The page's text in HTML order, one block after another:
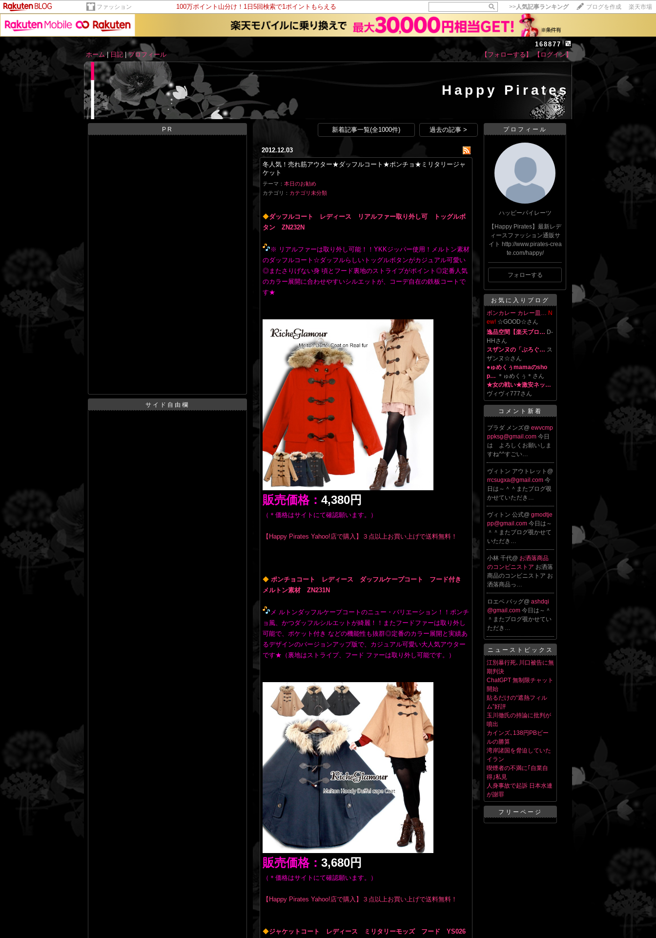
ファッション 100万ポイント山分け！1日5回検索で1ポイントもらえる >>人気記事ランキング ブログを作成 楽天市場
168877
ホーム|日記 |プロフィール 【フォローする】 【ログイン】
Happy Pirates
PR
サイド自由欄
新着記事一覧(全1000件) 過去の記事 >
2012.12.03
冬人気！売れ筋アウター★ダッフルコート★ポンチョ★ミリタリージャ
ケット
テーマ： 本日のお勧め
カテゴリ： カテゴリ未分類
◆ダッフルコート レディース リアルファー取り外し可 トッグルボ
タン ZN232N
※ リアルファーは取り外し可能！！YKKジッパー使用！メルトン素材
のダッフルコート☆ダッフルらしいトッグルボタンがカジュアル可愛い
◎またさりげない身 頃とフード裏地のストライプがポイント◎定番人気
のカラー展開に合わせやすいシルエットが、コーデ自在の鉄板コートで
す★
販売価格： 4,380円
（＊価格はサイトにて確認願います。）
【Happy Pirates Yahoo!店で購入】３点以上お買い上げで送料無料！
◆ポンチョコート レディース ダッフルケープコート フード付き
メルトン素材 ZN231N
メ ルトンダッフルケープコートのニュー・バリエーション！！ポンチ
ョ風、かつダッフルシルエットが綺麗！！またフードファーは取り外し
可能で、ポケット付き などの機能性も抜群◎定番のカラー展開と実績あ
るデザインのバージョンアップ版で、カジュアル可愛い大人気アウター
です★（裏地はストライプ、フード ファーは取り外し可能です。）
販売価格： 3,680円
（＊価格はサイトにて確認願います。）
【Happy Pirates Yahoo!店で購入】３点以上お買い上げで送料無料！
◆ジャケットコート レディース ミリタリーモッズ フード YS026
いいね!
プロフィール
ハッピーパイレーツ
【Happy Pirates】最新レデ
ィースファッション通販サ
イト http://www.pirates-crea
te.com/happy/
フォローする
お気に入りブログ
ボンカレー カレー皿… N
ew! ☆GOOD☆さん
逸品空間【楽天ブロ… D-
HHさん
スザンヌの「ぶろぐ… ス
ザンヌ☆さん
●ゅめくぅmamaのsho
p… ＊ゅめくぅ＊さん
★女の戦い★激安ネッ…
ヴィヴィ777さん
コメント新着
プラダ メンズ@ ewvcmp
ppksg@gmail.com 今日
は よろしくお願いしま
すね^^すごい…
ヴィトン アウトレット@
rrcsugxa@gmail.com 今
日は～＾＾またブログ覗
かせていただき…
ヴィトン 公式@ gmodtje
pp@gmail.com 今日は～
＾＾またブログ覗かせて
いただき…
小林 千代@ お洒落商品
のコンビニストア お洒落
商品のコンビニストア お
洒落商品っ…
ロエベ バッグ@ ashdqi
@gmail.com 今日は～＾
＾またブログ覗かせてい
ただき…
ニューストピックス
江別暴行死､川口被告に無
期判決
ChatGPT 無制限チャット
開始
貼るだけの“遮熱フィル
ム”好評
玉川徹氏の持論に批判が
噴出
カインズ､138円PBビー
ルの勝算
湾岸諸国を脅迫していた
イラン
喫煙者の不満に｢自業自
得｣私見
人身事故で起訴 日本水連
が謝罪
フリーページ